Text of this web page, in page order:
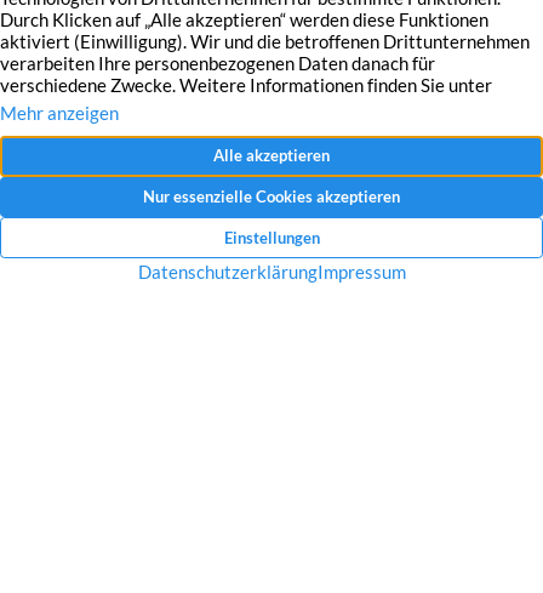
Mit dem Absenden Ihrer Anfrage erklären Sie sich mit der Erfassung, Speicherung
und Verwendung Ihrer angegebenen Daten zum Zweck der Bearbeitung Ihrer
Datenschutzerklärung und Widerrufshinweise